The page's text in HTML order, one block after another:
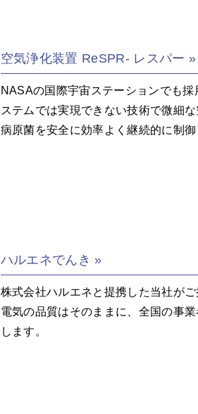
空気浄化装置 ReSPR- レスパー
NASAの国際宇宙ステーションでも
ステムでは実現できない技術で微細
病原菌を安全に効率よく継続的に制御
ハルエネでんき
株式会社ハルエネと提携した当社が
電気の品質はそのままに、全国の事
します。